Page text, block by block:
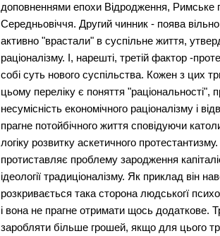
доповненнями епохи Відродження, Римське
Середньовіччя. Другий чинник - поява
активно "врастали" в суспільне життя,
раціоналізму. І, нарешті, третій фактор -
собі суть нового суспільства. Кожен з цих
цьому переліку є поняття
несумісність економічного раціоналізму і
прагне потойбічного життя сповідуючи
логіку розвитку аскетичного
протиставляє проблему зародження
ідеології традиціоналізму. Як приклад він
розкривається така сторона людськогї
і вона не прагне отримати щось додаткове.
заробляти більше грошей, якщо для цього